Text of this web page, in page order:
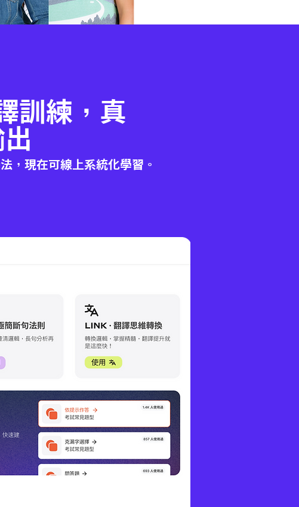
訓練，真
，現在可線上系統化學習。